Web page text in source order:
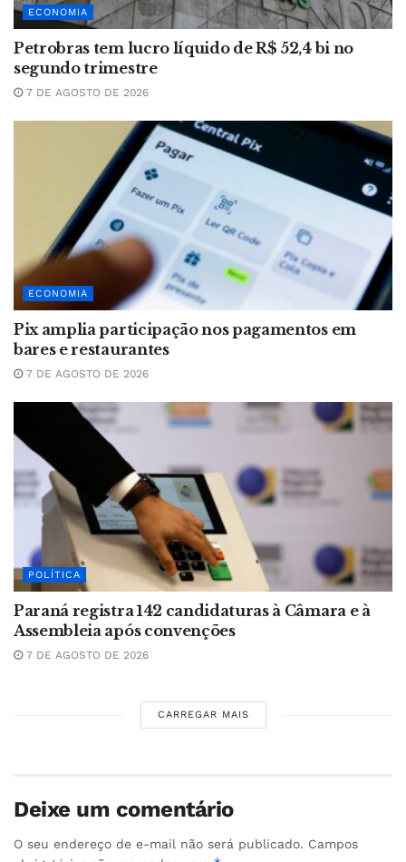
ECONOMIA
Petrobras tem lucro líquido de R$ 52,4 bi no
segundo trimestre
7 DE AGOSTO DE 2026
ECONOMIA
Pix amplia participação nos pagamentos em
bares e restaurantes
7 DE AGOSTO DE 2026
POLÍTICA
Paraná registra 142 candidaturas à Câmara e à
Assembleia após convenções
7 DE AGOSTO DE 2026
CARREGAR MAIS
Deixe um comentário
O seu endereço de e-mail não será publicado. Campos